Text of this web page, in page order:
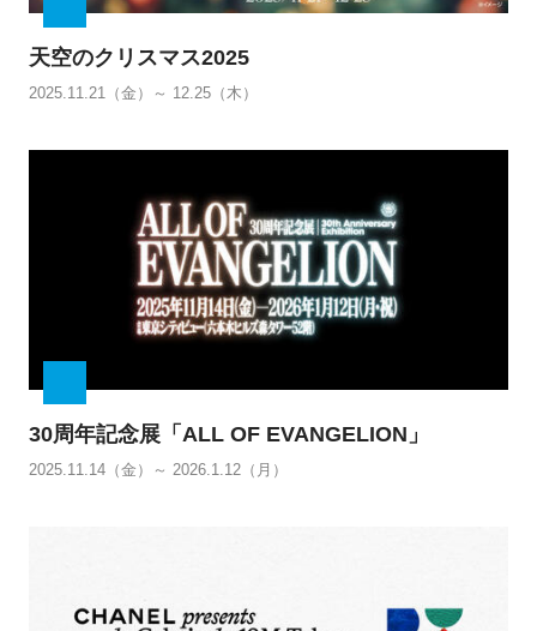
天空のクリスマス2025
2025.11.21（金）～ 12.25（木）
30周年記念展「ALL OF EVANGELION」
2025.11.14（金）～ 2026.1.12（月）